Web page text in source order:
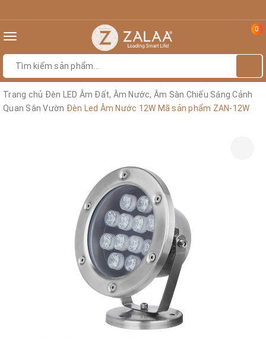
Toggle
0
Trang chủ Đèn LED Âm Đất, Âm Nước, Âm Sàn Chiếu Sáng Cảnh
Quan Sân Vườn Đèn Led Âm Nước 12W Mã sản phẩm ZAN-12W